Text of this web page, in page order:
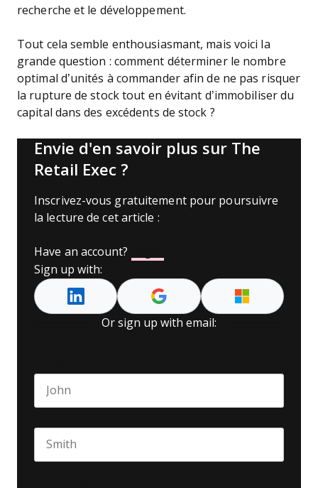
recherche et le développement.
Tout cela semble enthousiasmant, mais voici la
grande question : comment déterminer le nombre
optimal d’unités à commander afin de ne pas risquer
la rupture de stock tout en évitant d’immobiliser du
capital dans des excédents de stock ?
Envie d'en savoir plus sur The
Retail Exec ?
Inscrivez-vous gratuitement pour poursuivre
la lecture de cet article :
Have an account?
Sign up with:
Or sign up with email: